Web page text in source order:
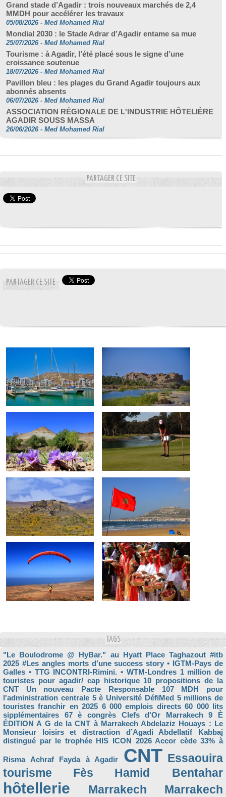
Grand stade d’Agadir : trois nouveaux marchés de 2,4
MMDH pour accélérer les travaux
05/08/2026 - Med Mohamed Rial
Mondial 2030 : le Stade Adrar d’Agadir entame sa mue
25/07/2026 - Med Mohamed Rial
Tourisme : à Agadir, l’été placé sous le signe d’une
croissance soutenue
18/07/2026 - Med Mohamed Rial
Pavillon bleu : les plages du Grand Agadir toujours aux
abonnés absents
06/07/2026 - Med Mohamed Rial
ASSOCIATION RÉGIONALE DE L'INDUSTRIE HÔTELIÈRE
AGADIR SOUSS MASSA
26/06/2026 - Med Mohamed Rial
PARTAGER CE SITE
PARTAGER CE SITE
TAGS
"Le Boulodrome @ HyBar." au Hyatt Place Taghazout #itb
2025 #Les angles morts d’une success story • IGTM-Pays de
Galles • TTG INCONTRI-Rimini. • WTM-Londres 1 million de
touristes pour agadir/ cap historique 10 propositions de la
CNT Un nouveau Pacte Responsable
107 MDH pour
l'administration centrale 5 è Université DéfiMed 5 millions de
touristes franchir en 2025 6 000 emplois directs 60 000 lits
sipplémentaires
67 è congrès Clefs d'Or Marrakech
9 È
ÉDITION A G de la CNT à Marrakech Abdelaziz Houays : Le
Monsieur loisirs et distraction d’Agadi
Abdellatif Kabbaj
distingué par le trophée HIS ICON 2026 Accor cède 33% à
Risma Achraf Fayda à Agadir CNT Essaouira
tourisme
Fès Hamid Bentahar
hôtellerie Marrakech Marrakech